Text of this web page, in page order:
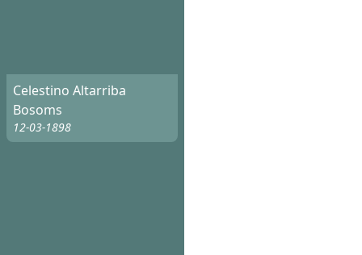
Celestino Altarriba
Bosoms
12-03-1898